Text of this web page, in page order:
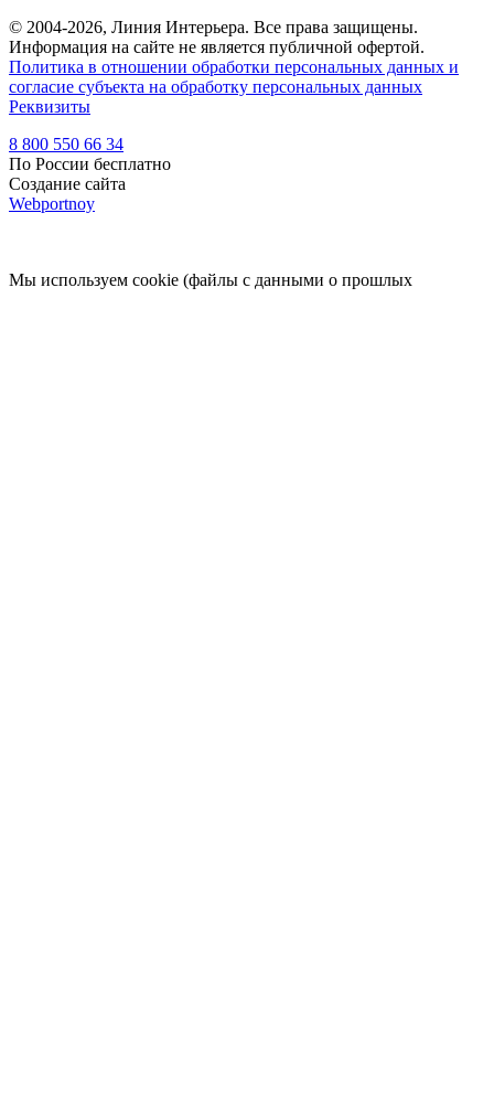
© 2004-2026, Линия Интерьера. Все права защищены.
Информация на сайте не является публичной офертой.
Политика в отношении обработки персональных данных и
согласие субъекта на обработку персональных данных
Реквизиты
8 800 550 66 34
По России бесплатно
Создание сайта
Webportnoy
Мы используем cookie (файлы с данными о прошлых